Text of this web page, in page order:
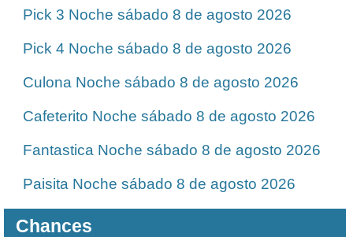
Pick 3 Noche sábado 8 de agosto 2026
Pick 4 Noche sábado 8 de agosto 2026
Culona Noche sábado 8 de agosto 2026
Cafeterito Noche sábado 8 de agosto 2026
Fantastica Noche sábado 8 de agosto 2026
Paisita Noche sábado 8 de agosto 2026
Chances